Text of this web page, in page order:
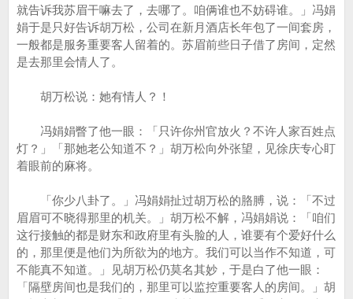
就告诉我苏眉干嘛去了，去哪了。咱俩谁也不妨碍谁。」冯娟
娟于是只好告诉胡万松，公司在新月酒店长年包了一间套房，
一般都是服务重要客人留着的。苏眉前些日子借了房间，定然
是去那里会情人了。
胡万松说：她有情人？！
冯娟娟瞥了他一眼：「只许你州官放火？不许人家百姓点
灯？」「那她老公知道不？」胡万松向外张望，见徐庆专心盯
着眼前的麻将。
「你少八卦了。」冯娟娟扯过胡万松的胳膊，说：「不过
眉眉可不晓得那里的机关。」胡万松不解，冯娟娟说：「咱们
这行接触的都是财东和政府里有头脸的人，谁要有个爱好什么
的，那里便是他们为所欲为的地方。我们可以当作不知道，可
不能真不知道。」见胡万松仍莫名其妙，于是白了他一眼：
「隔壁房间也是我们的，那里可以监控重要客人的房间。」胡